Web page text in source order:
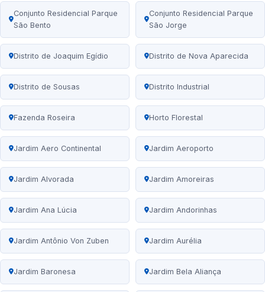
Conjunto Residencial Parque
São Bento
Conjunto Residencial Parque
São Jorge
Distrito de Joaquim Egídio Distrito de Nova Aparecida
Distrito de Sousas Distrito Industrial
Fazenda Roseira Horto Florestal
Jardim Aero Continental Jardim Aeroporto
Jardim Alvorada Jardim Amoreiras
Jardim Ana Lúcia Jardim Andorinhas
Jardim Antônio Von Zuben Jardim Aurélia
Jardim Baronesa Jardim Bela Aliança